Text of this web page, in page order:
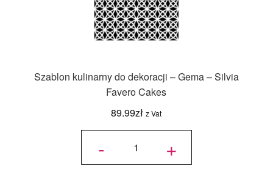
Szablon kulinarny do dekoracji – Gema – Silvia
Favero Cakes
89.99zł z Vat
-
ilość
do
dekoracji
- Gema -
Silvia
Favero
+